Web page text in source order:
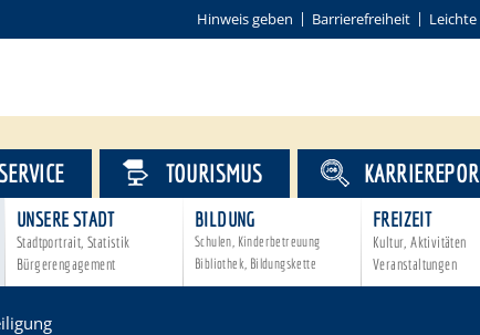
Hinweis geben Barrierefreiheit
UNSERE STADT
Stadtportrait, Statistik
Bürgerengagement
BILDUNG
Schulen, Kinderbetreuung
Bibliothek, Bildungskette
FREIZEIT
Kultur, Aktivitäten
Veranstaltungen
TOURISMUS